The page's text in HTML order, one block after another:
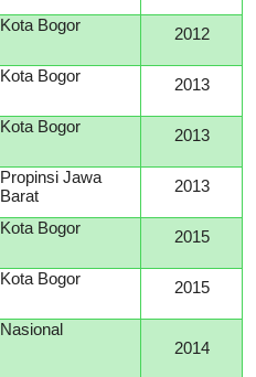
Kota Bogor 2012
Kota Bogor 2013
Kota Bogor 2013
Propinsi Jawa
Barat
2013
Kota Bogor 2015
Kota Bogor 2015
Nasional
2014